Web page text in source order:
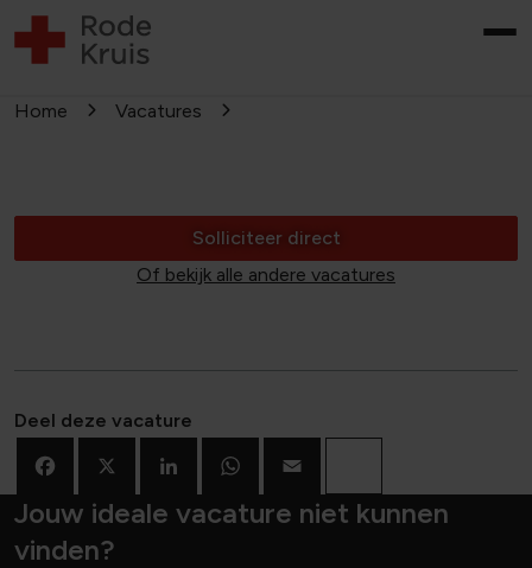
Home Vacatures
Solliciteer direct
Of bekijk alle andere vacatures
Deel deze vacature
WhatsApp
Email
Jouw ideale vacature niet kunnen
vinden?